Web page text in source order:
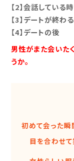
【2】会話している時
【3】デートが終わ
【4】デートの後
男性がまた会いた
うか。
初めて会った瞬
目を合わせ